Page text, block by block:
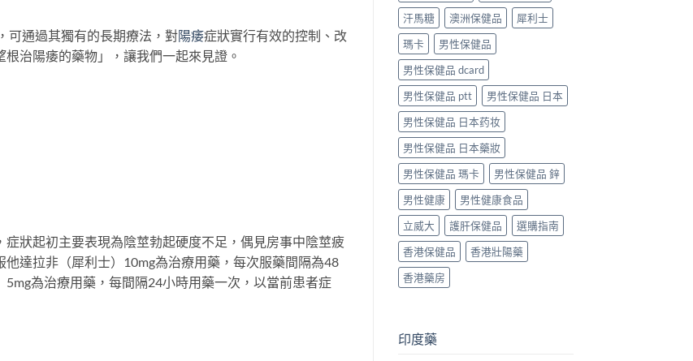
可通過其獨有的長期療法，對陽痿症狀實行有效的控制、改
治陽痿的藥物」，讓我們一起來見證。
狀起初主要表現為陰莖勃起硬度不足，偶見房事中陰莖疲
達拉非（犀利士）10mg為治療用藥，每次服藥間隔為48
為治療用藥，每間隔24小時用藥一次，以當前患者症
汗馬糖
澳洲保健品
犀利士
瑪卡
男性保健品
男性保健品 dcard
男性保健品 ptt
男性保健品 日本
男性保健品 日本药妆
男性保健品 日本藥妝
男性保健品 瑪卡
男性保健品 鋅
男性健康
男性健康食品
立威大
護肝保健品
選購指南
香港保健品
香港壯陽藥
香港藥房
印度藥